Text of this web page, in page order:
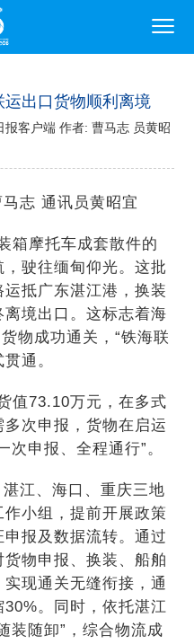
出口货物顺利离境
客户端 作者: 曹马志 员黄昭
志 通讯员黄昭宜
箱摩托车成套散件的
驶往缅甸仰光。这批
抵广东湛江港，换装
境出口。这标志着海
物成功通关，“铁海联
通。
值73.10万元，在多式
次申报，货物在启运
次申报、全程通行”。
江、海口、重庆三地
小组，提前开展政策
报及数据流转。通过
物申报、换装、船舶
现通关无缝衔接，通
。同时，依托湛江
装随卸”，综合物流成